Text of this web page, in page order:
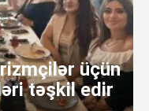
üçün
təşkil edir